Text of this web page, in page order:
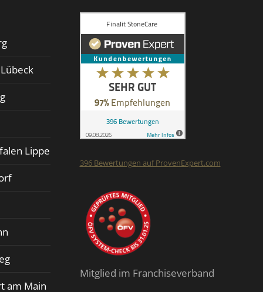
Lippe
am Main
396Bewertungen auf ProvenExpert.com
Mitglied im Franchiseverband